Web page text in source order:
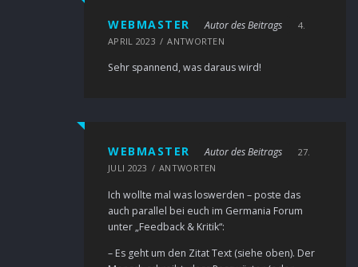
WEBMASTER Autor des Beitrags
4.
APRIL 2023
ANTWORTEN
Sehr spannend, was daraus wird!
WEBMASTER Autor des Beitrags
27.
JULI 2023
ANTWORTEN
Ich wollte mal was loswerden – poste das
auch parallel bei euch im Germania Forum
unter „Feedback & Kritik“:
– Es geht um den Zitat Text (siehe oben). Der